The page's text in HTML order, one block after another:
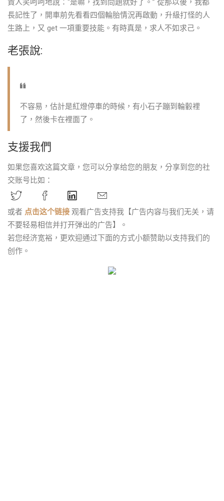
責人笑呵呵地說：“是嘛，找到問題就好了。” 從那以後，我都
長記性了，開車前先看看四個輪胎情況再啟動，升級打怪的人
生路上，又 get 一項重要技能。有時真是，求人不如求己。
老張說:
不容易，估計是紅燈停車的時候，有小石子蹦到輪轂裡
了，然後卡在裡面了。
支援我們
如果您喜欢这篇文章，您可以分享给您的朋友，分享到您的社
交账号比如：
或者 点击这个链接 观看广告支持我【广告内容与我们无关，请
不要轻易相信并打开弹出的广告】。
若您经济宽裕，更欢迎通过下面的方式小额赞助以支持我们的
创作。